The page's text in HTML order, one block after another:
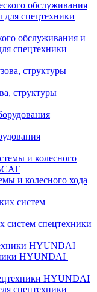
обслуживания и
спецтехники
структуры
и колесного хода
систем спецтехники
HYUNDAI
HYUNDAI